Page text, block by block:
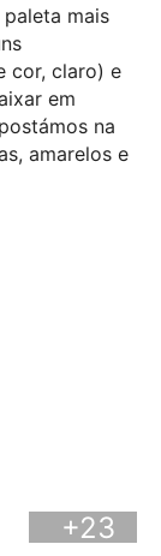
mais
cor, claro) e
em
na
amarelos e
+23